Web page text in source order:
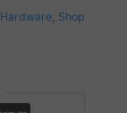
Hardware Shop